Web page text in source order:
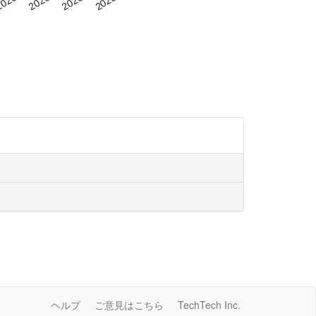
ヘルプ ご意見はこちら TechTech Inc.